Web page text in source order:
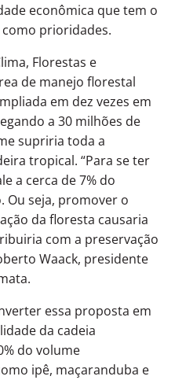
econômica que tem o
prioridades.
Florestas e
de manejo florestal
em dez vezes em
a 30 milhões de
supriria toda a
tropical. “Para se ter
a cerca de 7% do
Ou seja, promover o
da floresta causaria
com a preservação
Waack, presidente
essa proposta em
da cadeia
do volume
ipê, maçaranduba e